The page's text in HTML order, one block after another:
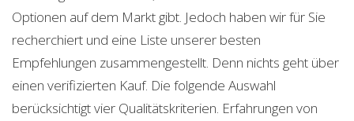
Optionen auf dem Markt gibt. Jedoch haben wir für Sie
recherchiert und eine Liste unserer besten
Empfehlungen zusammengestellt. Denn nichts geht über
einen verifizierten Kauf. Die folgende Auswahl
berücksichtigt vier Qualitätskriterien. Erfahrungen von